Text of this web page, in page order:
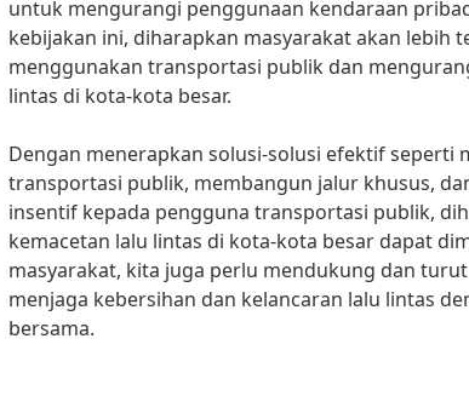
untuk mengurangi penggunaan kendaraan
kebijakan ini, diharapkan masyarakat akan lebih
menggunakan transportasi publik dan
lintas di kota-kota besar.
Dengan menerapkan solusi-solusi efektif seperti
transportasi publik, membangun jalur khusus,
insentif kepada pengguna transportasi publik,
kemacetan lalu lintas di kota-kota besar dapat
masyarakat, kita juga perlu mendukung dan
menjaga kebersihan dan kelancaran lalu lintas
bersama.